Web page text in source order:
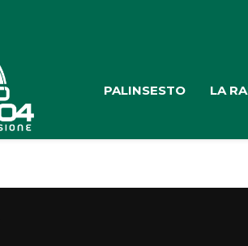
“THE KIDS
PALINSESTO LA